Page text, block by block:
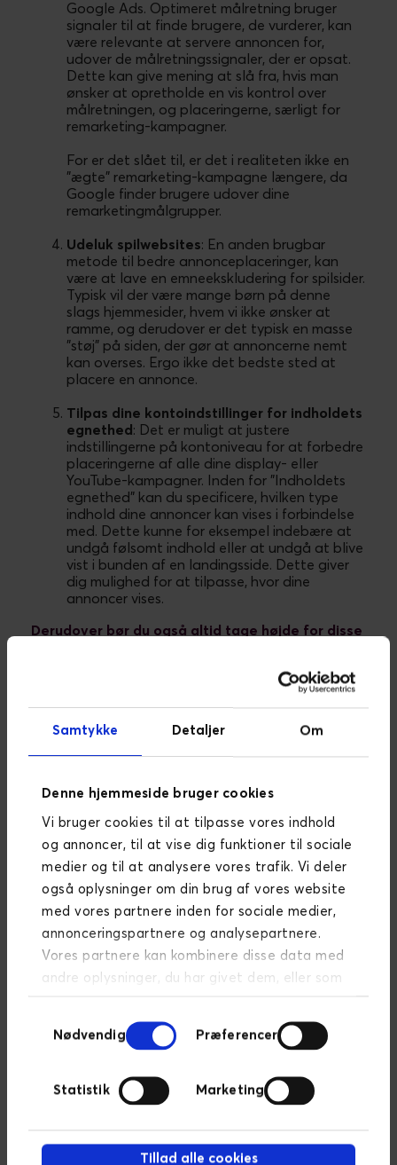
Samtykke Detaljer Om
Denne hjemmeside bruger cookies
Vi bruger cookies til at tilpasse vores indhold
og annoncer, til at vise dig funktioner til sociale
medier og til at analysere vores trafik. Vi deler
også oplysninger om din brug af vores website
med vores partnere inden for sociale medier,
annonceringspartnere og analysepartnere.
Vores partnere kan kombinere disse data med
andre oplysninger, du har givet dem, eller som
Læs mere om persondatapolitik
Nødvendig
Præferencer
Statistik Marketing
Tillad alle cookies
Google Ads. Optimeret målretning bruger
signaler til at finde brugere, de vurderer, kan
være relevante at servere annoncen for,
udover de målretningssignaler, der er opsat.
Dette kan give mening at slå fra, hvis man
ønsker at opretholde en vis kontrol over
målretningen, og placeringerne, særligt for
remarketing-kampagner.
For er det slået til, er det i realiteten ikke en
”ægte” remarketing-kampagne længere, da
Google finder brugere udover dine
remarketingmålgrupper.
Udeluk spilwebsites: En anden brugbar
metode til bedre annonceplaceringer, kan
være at lave en emneekskludering for spilsider.
Typisk vil der være mange børn på denne
slags hjemmesider, hvem vi ikke ønsker at
ramme, og derudover er det typisk en masse
”støj” på siden, der gør at annoncerne nemt
kan overses. Ergo ikke det bedste sted at
placere en annonce.
Tilpas dine kontoindstillinger for indholdets
egnethed : Det er muligt at justere
indstillingerne på kontoniveau for at forbedre
placeringerne af alle dine display- eller
YouTube-kampagner. Inden for "Indholdets
egnethed" kan du specificere, hvilken type
indhold dine annoncer kan vises i forbindelse
med. Dette kunne for eksempel indebære at
undgå følsomt indhold eller at undgå at blive
vist i bunden af en landingsside. Dette giver
dig mulighed for at tilpasse, hvor dine
annoncer vises.
Derudover bør du også altid tage højde for disse
Uanset hvor dine annoncer bliver vist, er det stadig
målgrupper. Uden den rette målretning bliver det
annoncebudskaber og call-to-actions, der gør at
Husk at der kan være god performance på ”dårlige”
placeringer. Bliver der skabt salg, er der måske ikke
nogen grund til at udelukke placeringen,
Der er sjældent en ”one-shoe-fits-all”-løsning. Sørg
for at teste forskellige annoncekreativer,
Vil du gerne vide mere
om display
annoncering, så